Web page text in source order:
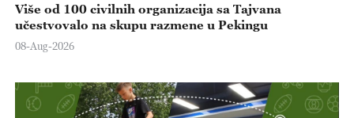
Više od 100 civilnih organizacija sa Tajvana
učestvovalo na skupu razmene u Pekingu
08-Aug-2026